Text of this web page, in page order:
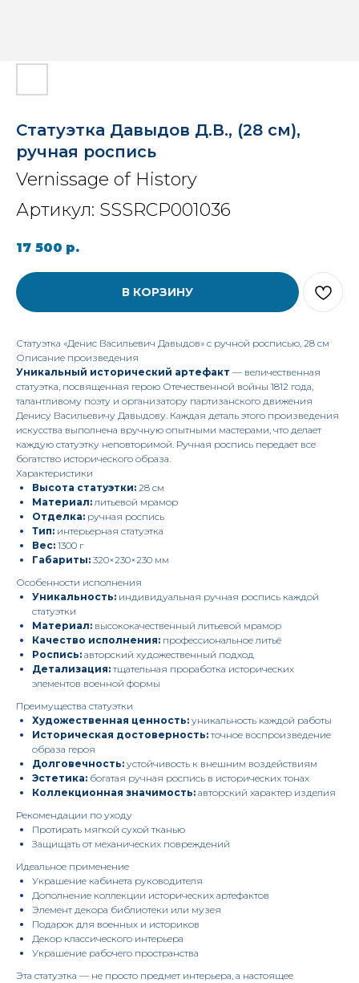
Статуэтка Давыдов Д.В., (28 см),
ручная роспись
Vernissage of History
Артикул: SSSRCP001036
17 500 р.
В КОРЗИНУ
Статуэтка «Денис Васильевич Давыдов» с ручной росписью, 28 см
Описание произведения
Уникальный исторический артефакт — величественная
статуэтка, посвященная герою Отечественной войны 1812 года,
талантливому поэту и организатору партизанского движения
Денису Васильевичу Давыдову. Каждая деталь этого произведения
искусства выполнена вручную опытными мастерами, что делает
каждую статуэтку неповторимой. Ручная роспись передает все
богатство исторического образа.
Характеристики
Высота статуэтки: 28 см
Материал:литьевой мрамор
Отделка: ручная роспись
Тип: интерьерная статуэтка
Вес: 1300 г
Габариты: 320×230×230 мм
Особенности исполнения
Уникальность: индивидуальная ручная роспись каждой
статуэтки
Материал: высококачественный литьевой мрамор
Качество исполнения: профессиональное литьё
Роспись: авторский художественный подход
Детализация:тщательная проработка исторических
элементов военной формы
Преимущества статуэтки
Художественная ценность: уникальность каждой работы
Историческая достоверность:точное воспроизведение
образа героя
Долговечность: устойчивость к внешним воздействиям
Эстетика: богатая ручная роспись в исторических тонах
Коллекционная значимость: авторский характер изделия
Рекомендации по уходу
Протирать мягкой сухой тканью
Защищать от механических повреждений
Идеальное применение
Украшение кабинета руководителя
Дополнение коллекции исторических артефактов
Элемент декора библиотеки или музея
Подарок для военных и историков
Декор классического интерьера
Украшение рабочего пространства
Эта статуэтка — не просто предмет интерьера, а настоящее